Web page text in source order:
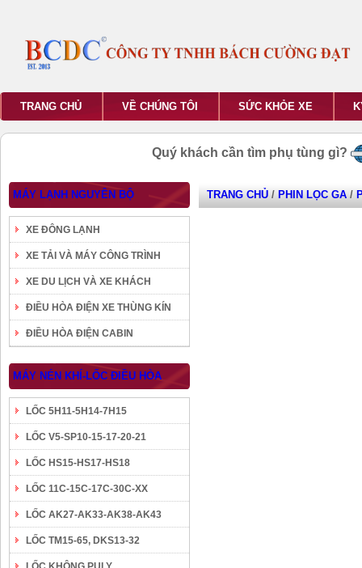
TRANG CHỦ VỀ CHÚNG TÔI SỨC KHỎE XE
Quý khách cần tìm phụ tùng gì?
MÁY LẠNH NGUYÊN BỘ
XE ĐÔNG LẠNH
XE TẢI VÀ MÁY CÔNG TRÌNH
XE DU LỊCH VÀ XE KHÁCH
ĐIỀU HÒA ĐIỆN XE THÙNG KÍN
ĐIỀU HÒA ĐIỆN CABIN
MÁY NÉN KHÍ-LỐC ĐIỀU HÒA
LỐC 5H11-5H14-7H15
LỐC V5-SP10-15-17-20-21
LỐC HS15-HS17-HS18
LỐC 11C-15C-17C-30C-XX
LỐC AK27-AK33-AK38-AK43
LỐC TM15-65, DKS13-32
TRANG CHỦ / PHIN LỌC GA /